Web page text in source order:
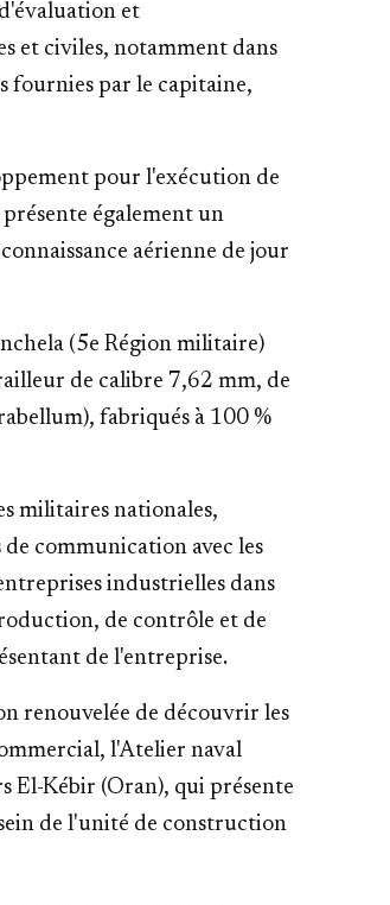
et
et civiles, notamment dans
fournies par le capitaine,
pour l'exécution de
également un
aérienne de jour
(5e Région militaire)
de calibre 7,62 mm, de
fabriqués à 100 %
militaires nationales,
communication avec les
industrielles dans
de contrôle et de
de l'entreprise.
renouvelée de découvrir les
l'Atelier naval
El-Kébir (Oran), qui présente
de l'unité de construction